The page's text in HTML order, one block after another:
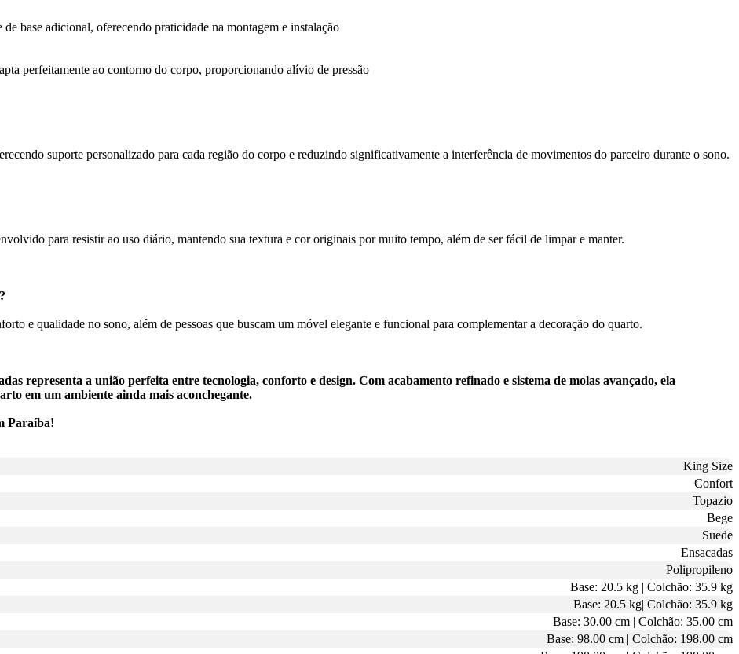
de base adicional, oferecendo praticidade na montagem e instalação
perfeitamente ao contorno do corpo, proporcionando alívio de pressão
suporte personalizado para cada região do corpo e reduzindo significativamente a interferência de movimentos do parceiro durante o sono.
para resistir ao uso diário, mantendo sua textura e cor originais por muito tempo, além de ser fácil de limpar e manter.
e qualidade no sono, além de pessoas que buscam um móvel elegante e funcional para complementar a decoração do quarto.
representa a união perfeita entre tecnologia, conforto e design. Com acabamento refinado e sistema de molas avançado, ela
em um ambiente ainda mais aconchegante.
Paraíba!
King Size
Confort
Topazio
Bege
Suede
Ensacadas
Polipropileno
Base: 20.5 kg | Colchão: 35.9 kg
Base: 20.5 kg| Colchão: 35.9 kg
Base: 30.00 cm | Colchão: 35.00 cm
Base: 98.00 cm | Colchão: 198.00 cm